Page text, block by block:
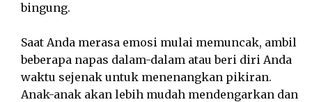
bingung.
Saat Anda merasa emosi mulai memuncak, ambil
beberapa napas dalam-dalam atau beri diri Anda
waktu sejenak untuk menenangkan pikiran.
Anak-anak akan lebih mudah mendengarkan dan